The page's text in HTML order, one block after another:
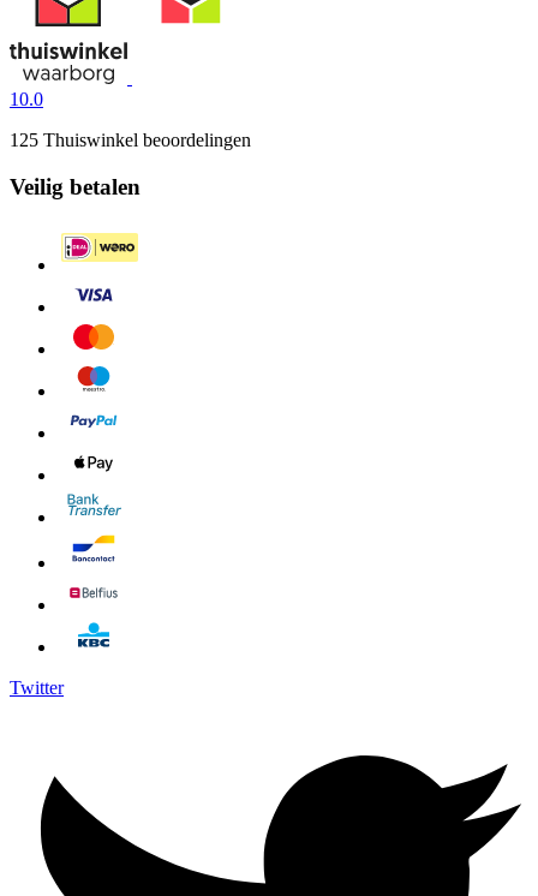
10.0
125 Thuiswinkel beoordelingen
Veilig betalen
Twitter